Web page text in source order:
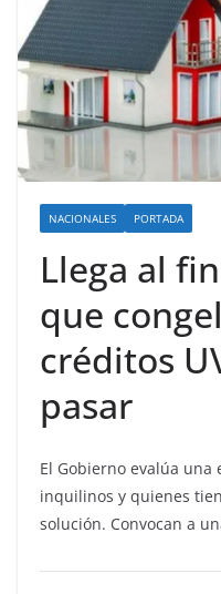
NACIONALES PORTADA
Llega al
que
créditos
pasar
El Gobierno evalúa una
inquilinos y quienes
solución. Convocan a